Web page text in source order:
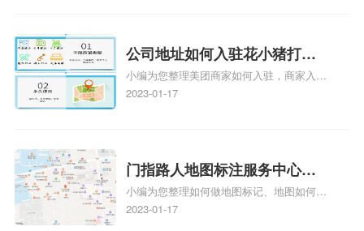
情可查看下方正文！
公司地址如何入驻花小猪打车
地图标记？指路人地图标注服
务中心铺如何入驻花小猪打车
小编为您整理美团商家如何入驻，商家入驻
教程、商家如何入驻地图、如何入驻地:、
2023-01-17
门指路人地图标注服务中心如
何做花小猪打车地图位置标
记？门指路人地图标注服务中
小编为您整理如何做地图标记、地图如何做
标记、so搜街景中如何做标记、360e启花贷
2023-01-17